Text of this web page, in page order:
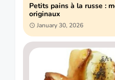
Petits pains à la russe :
originaux
January 30, 2026